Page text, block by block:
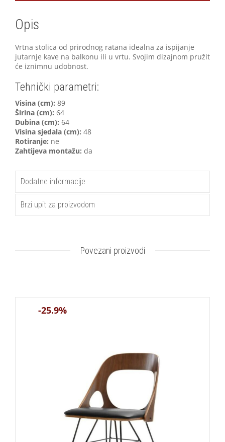
Opis
Vrtna stolica od prirodnog ratana idealna za ispijanje
jutarnje kave na balkonu ili u vrtu. Svojim dizajnom pružit
će iznimnu udobnost.
Tehnički parametri:
Visina (cm): 89
Širina (cm): 64
Dubina (cm): 64
Visina sjedala (cm): 48
Rotiranje: ne
Zahtijeva montažu: da
Dodatne informacije
Brzi upit za proizvodom
Povezani proizvodi
-25.9%